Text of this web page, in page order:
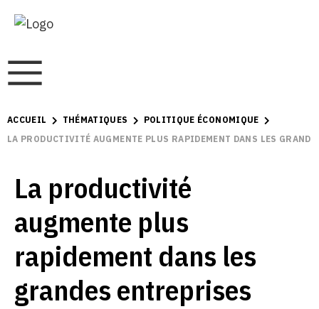
ACCUEIL THÉMATIQUES
POLITIQUE ÉCONOMIQUE
LA PRODUCTIVITÉ AUGMENTE PLUS RAPIDEMENT DANS LES
La productivité
augmente plus
rapidement dans les
grandes entreprises